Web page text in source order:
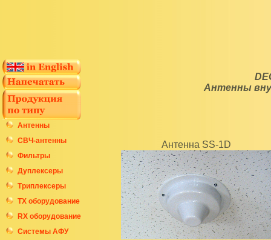
Антенны
СВЧ-антенны
Фильтры
Дуплексеры
Триплексеры
ТХ оборудование
RX оборудование
Системы АФУ
Антенны
Антенна SS-1D